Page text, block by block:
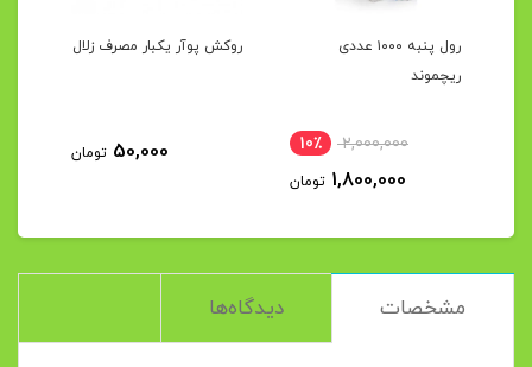
رول پنبه ۱۰۰۰ عددی
ریچموند
2,000,000 10٪
1,800,000 تومان
روکش پوآر یکبار مصرف زلال
50,000 تومان
مشخصات دیدگاه‌ها